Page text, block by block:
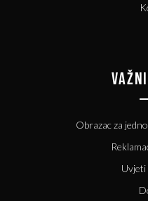
Obrazac za
Uvjeti